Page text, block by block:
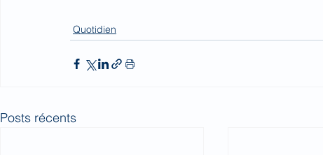
Quotidien
Posts récents